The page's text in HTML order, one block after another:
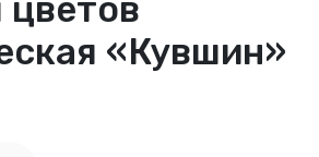
цветов
«Кувшин»